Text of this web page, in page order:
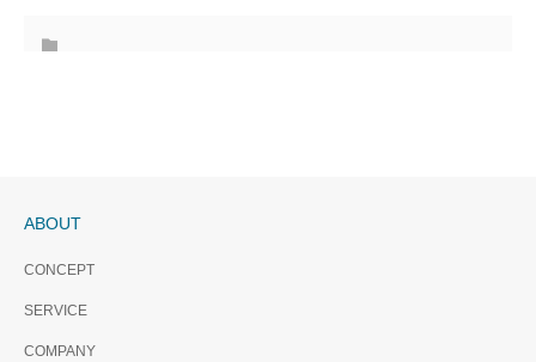
ABOUT
CONCEPT
SERVICE
COMPANY